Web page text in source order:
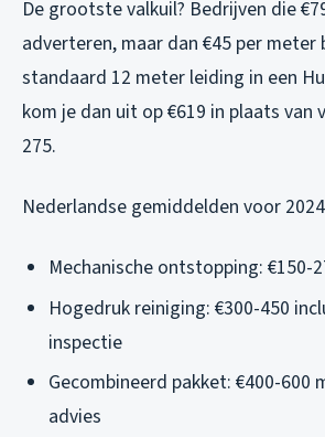
De grootste valkuil? Bedrijven die
adverteren, maar dan €45 per meter
standaard 12 meter leiding in een
kom je dan uit op €619 in plaats van
275.
Nederlandse gemiddelden voor
Mechanische ontstopping: €150-
Hogedruk reiniging: €300-450
inspectie
Gecombineerd pakket: €400-600
advies